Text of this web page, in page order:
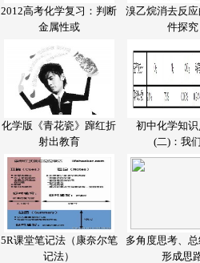
2012高考化学复习：判断
金属性或
溴乙烷消去反
件探究
化学版《青花瓷》蹿红折
射出教育
初中化学知
(二)：我
5R课堂笔记法（康奈尔笔
记法）
多角度思考、
形成思